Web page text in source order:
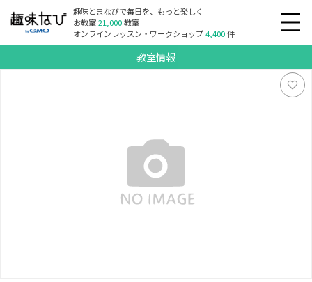
趣味とまなびで毎日を、もっと楽しく
お教室21,000教室
オンラインレッスン・ワークショップ4,400件
教室情報